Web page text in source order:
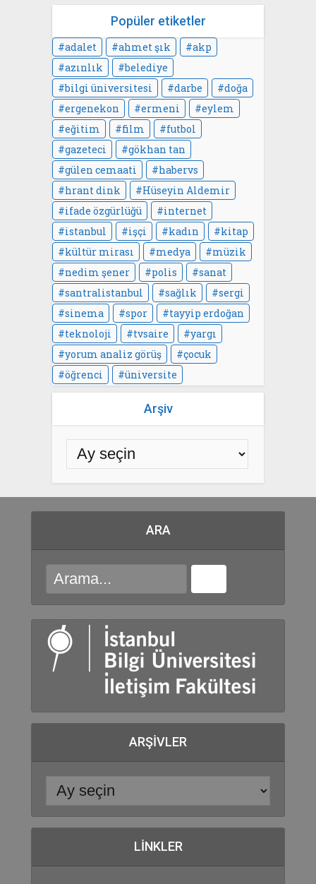
Popüler etiketler
adalet ahmet şık
akp
azınlık
belediye
bilgi üniversitesi
darbe
doğa
ergenekon
ermeni
eylem
eğitim
film
futbol
gazeteci
gökhan tan
gülen cemaati
habervs
hrant dink
Hüseyin Aldemir
ifade özgürlüğü
internet
istanbul
işçi kadın
kitap
kültür mirası
medya
müzik
nedim şener
polis
sanat
santralistanbul
sağlık
sergi
sinema
spor
tayyip erdoğan
teknoloji
tvsaire
yargı
yorum analiz görüş
çocuk
öğrenci
üniversite
Arşiv
ARA
ARŞIVLER
LINKLER